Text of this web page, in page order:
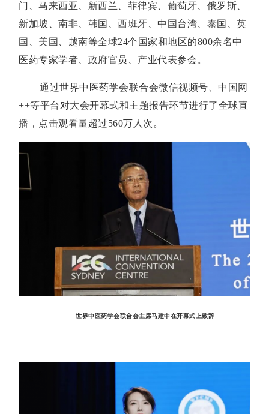
门、马来西亚、新西兰、菲律宾、葡萄牙、俄罗斯、
新加坡、南非、韩国、西班牙、中国台湾、泰国、英
国、美国、越南等全球24个国家和地区的800余名中
医药专家学者、政府官员、产业代表参会。
通过世界中医药学会联合会微信视频号、中国网
++等平台对大会开幕式和主题报告环节进行了全球直
播，点击观看量超过560万人次。
世界中医药学会联合会主席马建中在开幕式上致辞